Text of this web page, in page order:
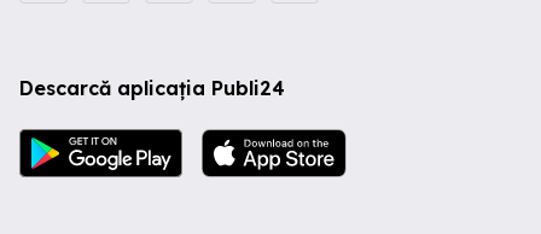
Descarcă aplicația Publi24